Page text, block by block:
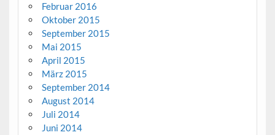
Februar 2016
Oktober 2015
September 2015
Mai 2015
April 2015
März 2015
September 2014
August 2014
Juli 2014
Juni 2014